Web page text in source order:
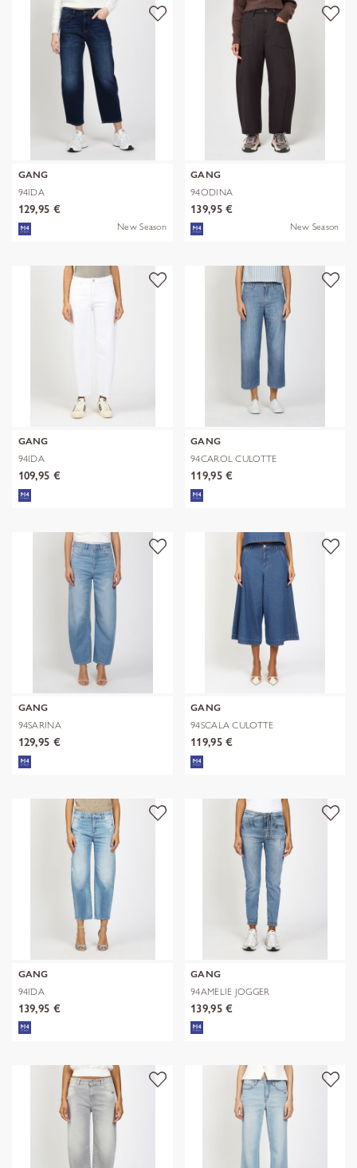
GANG
94IDA
129,95 €
New Season
GANG
94ODINA
139,95 €
New Season
GANG
94IDA
109,95 €
GANG
94CAROL CULOTTE
119,95 €
GANG
94SARINA
129,95 €
GANG
94SCALA CULOTTE
119,95 €
GANG
94IDA
139,95 €
GANG
94AMELIE JOGGER
139,95 €